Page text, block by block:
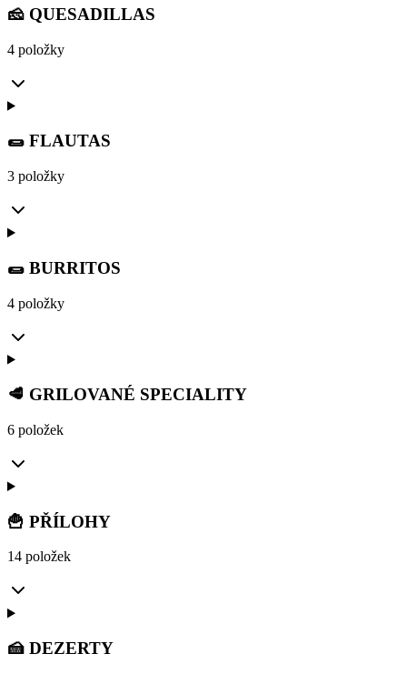
🧀 QUESADILLAS
4 položky
🌯 FLAUTAS
3 položky
🌯 BURRITOS
4 položky
🥩 GRILOVANÉ SPECIALITY
6 položek
🍟 PŘÍLOHY
14 položek
🍰 DEZERTY